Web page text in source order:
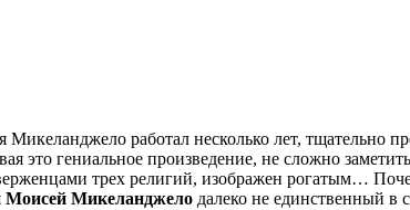
работал несколько лет, тщательно
это гениальное произведение, не сложно
трех религий, изображен рогатым…
Моисей Микеланджело далеко не единственный в